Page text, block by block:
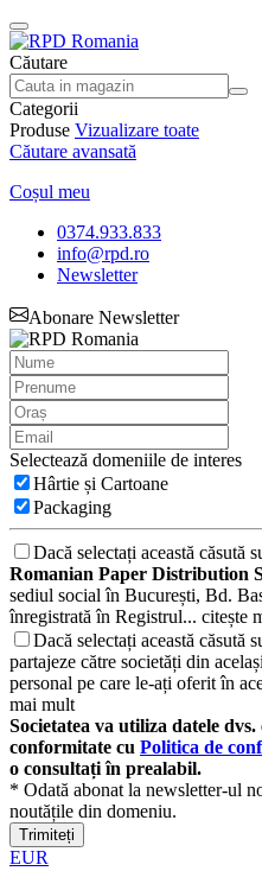
Căutare
Categorii
Produse Vizualizare toate
Căutare avansată
Coșul meu
0374.933.833
info@rpd.ro
Newsletter
Abonare Newsletter
Selectează domeniile de interes
Hârtie și Cartoane
Packaging
Dacă selectați această căsută
Romanian Paper Distribution
sediul social în București, Bd.
înregistrată în Registrul... citește
Dacă selectați această căsută
partajeze către societăți din
personal pe care le-ați oferit în
mai mult
Societatea va utiliza datele
conformitate cu Politica de
o consultați în prealabil.
* Odată abonat la newsletter-ul
noutățile din domeniu.
Trimiteți
EUR